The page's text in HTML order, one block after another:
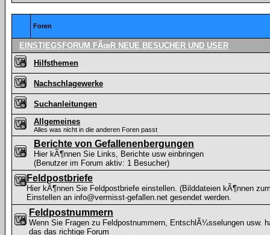
Foren
EINSTIEGSFORUM FÃœR NEUE BESUCHER UND USER
Hilfsthemen
Nachschlagewerke
Suchanleitungen
Allgemeines
Alles was nicht in die anderen Foren passt
Berichte von Gefallenenbergungen
Hier kÃ¶nnen Sie Links, Berichte usw einbringen
(Benutzer im Forum aktiv: 1 Besucher)
Feldpostbriefe
Hier kÃ¶nnen Sie Feldpostbriefe einstellen. (Bilddateien kÃ¶nnen
Einstellen an info@vermisst-gefallen.net gesendet werden.
Feldpostnummern
Wenn Sie Fragen zu Feldpostnummern, EntschlÃ¼sselungen usw.
das das richtige Forum